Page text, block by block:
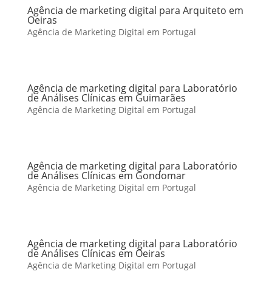
Agência de marketing digital para Arquiteto em
Oeiras
Agência de Marketing Digital em Portugal
Agência de marketing digital para Laboratório
de Análises Clínicas em Guimarães
Agência de Marketing Digital em Portugal
Agência de marketing digital para Laboratório
de Análises Clínicas em Gondomar
Agência de Marketing Digital em Portugal
Agência de marketing digital para Laboratório
de Análises Clínicas em Oeiras
Agência de Marketing Digital em Portugal